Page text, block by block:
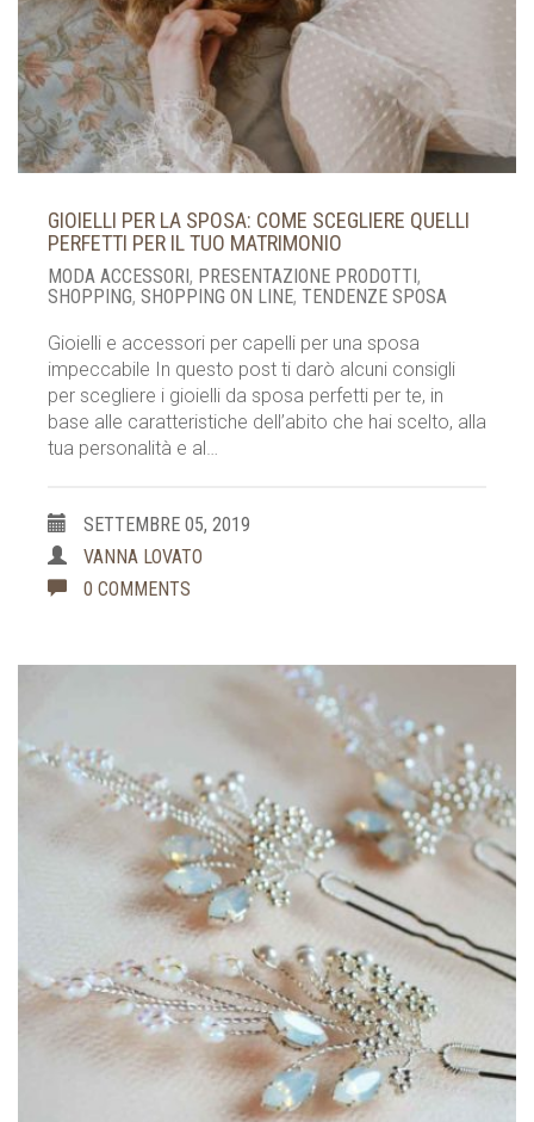
GIOIELLI PER LA SPOSA: COME SCEGLIERE QUELLI
PERFETTI PER IL TUO MATRIMONIO
MODA ACCESSORI, PRESENTAZIONE PRODOTTI,
SHOPPING, SHOPPING ON LINE, TENDENZE SPOSA
Gioielli e accessori per capelli per una sposa
impeccabile In questo post ti darò alcuni consigli
per scegliere i gioielli da sposa perfetti per te, in
base alle caratteristiche dell’abito che hai scelto, alla
tua personalità e al…
SETTEMBRE 05, 2019
VANNA LOVATO
0 COMMENTS